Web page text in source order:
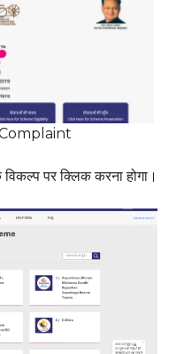
पर क्लिक करना होगा।